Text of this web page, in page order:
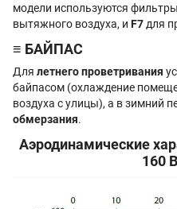
модели используются
вытяжного воздуха, и F7 для
≡ БАЙПАС
Для летнего проветривания
байпасом (охлаждение
воздуха с улицы), а в зимний
обмерзания.
Аэродинамические
160